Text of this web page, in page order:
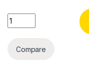
Purple NX Mini F1
Compare